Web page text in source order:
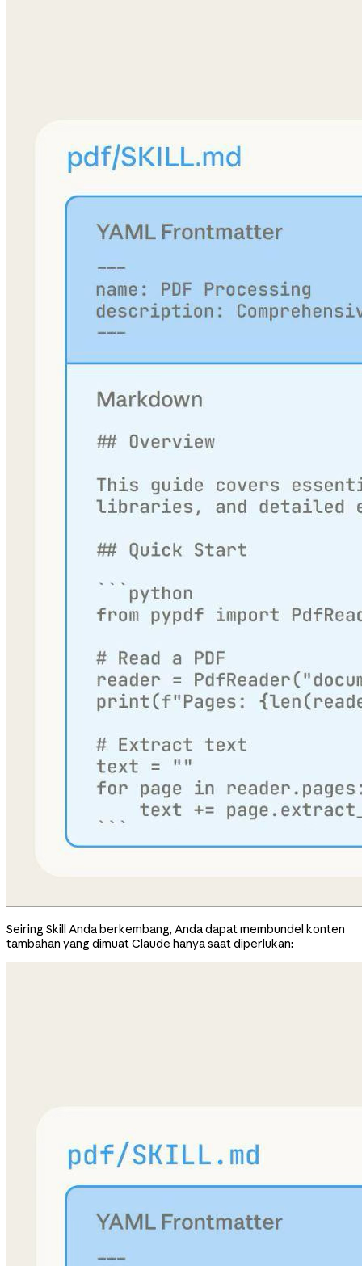
Seiring Skill Anda berkembang, Anda dapat membundel konten
tambahan yang dimuat Claude hanya saat diperlukan: